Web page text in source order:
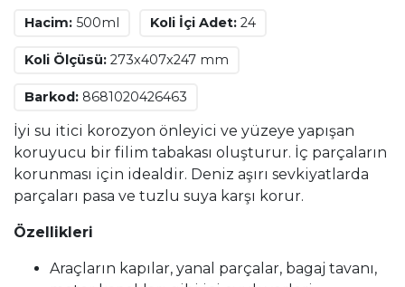
Hacim: 500ml Koli İçi Adet: 24
Koli Ölçüsü: 273x407x247 mm
Barkod: 8681020426463
İyi su itici korozyon önleyici ve yüzeye yapışan
koruyucu bir filim tabakası oluşturur. İç parçaların
korunması için idealdir. Deniz aşırı sevkiyatlarda
parçaları pasa ve tuzlu suya karşı korur.
Özellikleri
Araçların kapılar, yanal parçalar, bagaj tavanı,